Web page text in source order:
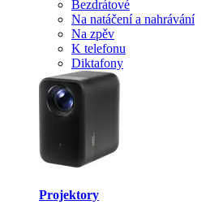
Bezdrátové
Na natáčení a nahrávání
Na zpěv
K telefonu
Diktafony
Projektory